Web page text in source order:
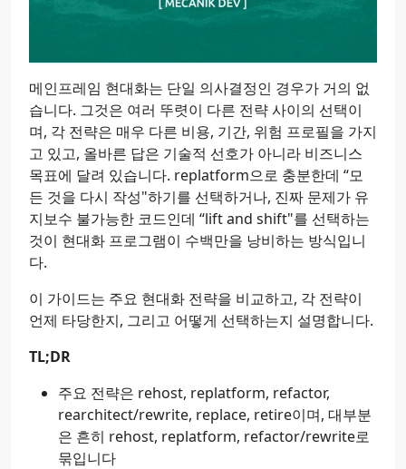
메인프레임 현대화는 단일 의사결정인 경우가 거의 없
습니다. 그것은 여러 뚜렷이 다른 전략 사이의 선택이
며, 각 전략은 매우 다른 비용, 기간, 위험 프로필을 가지
고 있고, 올바른 답은 기술적 선호가 아니라 비즈니스
목표에 달려 있습니다. replatform으로 충분한데 “모
든 것을 다시 작성"하기를 선택하거나, 진짜 문제가 유
지보수 불가능한 코드인데 “lift and shift"를 선택하는
것이 현대화 프로그램이 수백만을 낭비하는 방식입니
다.
이 가이드는 주요 현대화 전략을 비교하고, 각 전략이
언제 타당한지, 그리고 어떻게 선택하는지 설명합니다.
TL;DR
주요 전략은 rehost, replatform, refactor,
rearchitect/rewrite, replace, retire이며, 대부분
은 흔히 rehost, replatform, refactor/rewrite로
묶입니다